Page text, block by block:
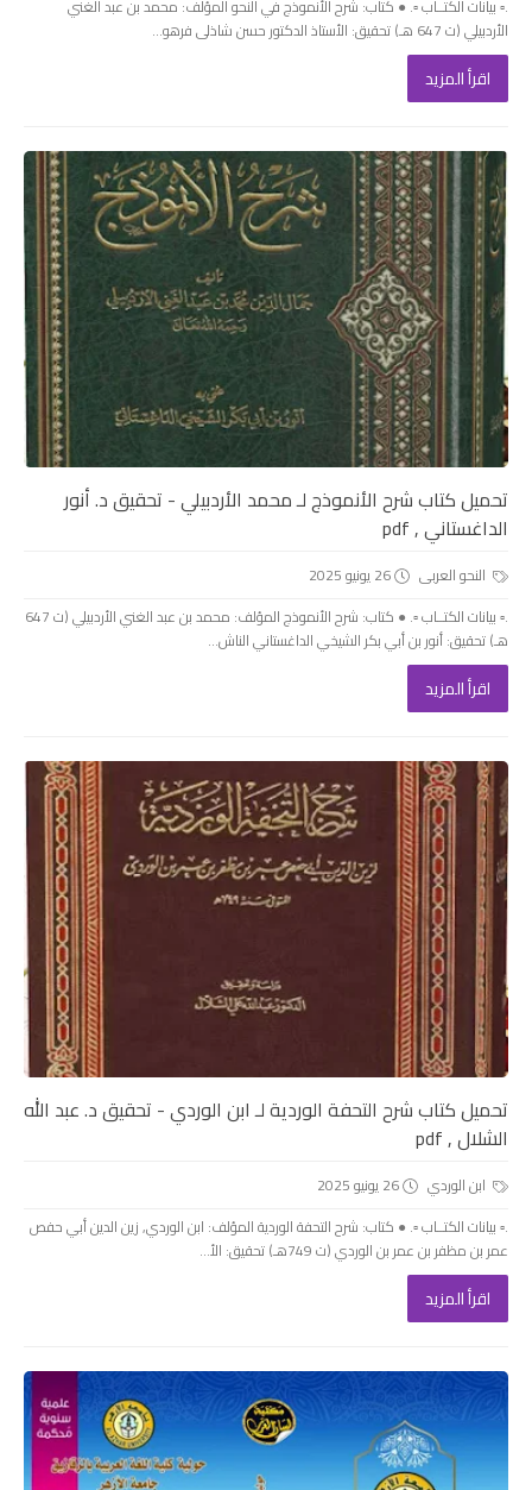
.▫️ بيانات الكتــاب ▫️. ● كتاب: شرح الأنموذج في النحو المؤلف: محمد بن عبد الغني
الأردبيلي (ت 647 هـ) تحقيق: الأستاذ الدكتور حسن شاذلى فرهو...
اقرأ المزيد
تحميل كتاب شرح الأنموذج لـ محمد الأردبيلي - تحقيق د. أنور
الداغستاني , pdf
النحو العربى
26 يونيو 2025
.▫️ بيانات الكتــاب ▫️. ● كتاب: شرح الأنموذج المؤلف: محمد بن عبد الغني الأردبيلي (ت 647
هـ) تحقيق: أنور بن أبي بكر الشيخي الداغستاني الناش...
اقرأ المزيد
تحميل كتاب شرح التحفة الوردية لـ ابن الوردي - تحقيق د. عبد الله
الشلال , pdf
ابن الوردي
26 يونيو 2025
.▫️ بيانات الكتــاب ▫️. ● كتاب: شرح التحفة الوردية المؤلف: ابن الوردي, زين الدين أبي حفص
عمر بن مظفر بن عمر بن الوردي (ت 749هـ) تحقيق: الأ...
اقرأ المزيد